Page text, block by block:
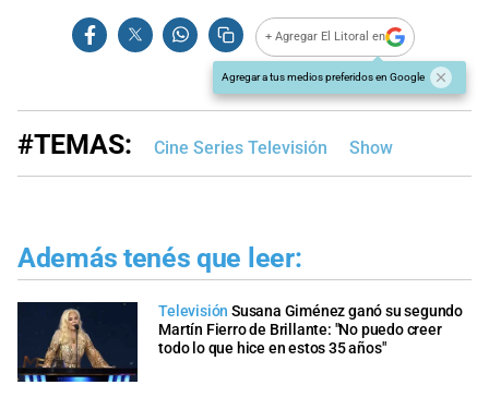
+ Agregar El Litoral en
Agregar a tus medios preferidos en Google
#TEMAS: Cine Series Televisión Show
Además tenés que leer:
Televisión Susana Giménez ganó su segundo
Martín Fierro de Brillante: "No puedo creer
todo lo que hice en estos 35 años"